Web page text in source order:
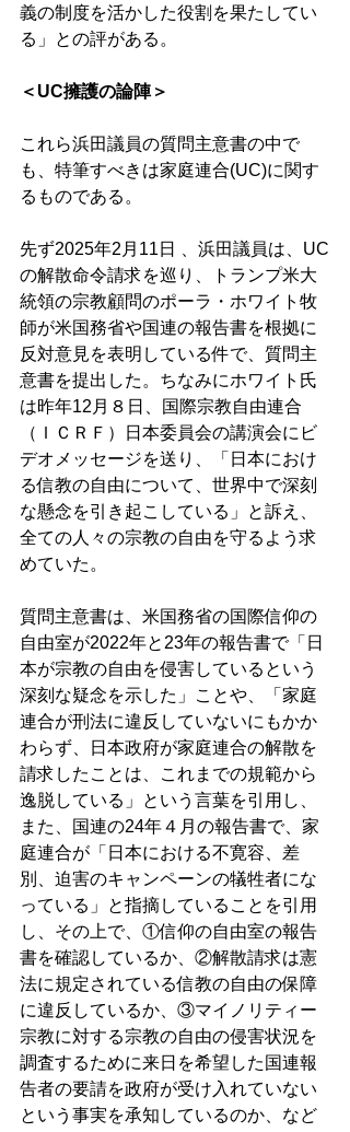
義の制度を活かした役割を果たしてい
る」との評がある。
＜UC擁護の論陣＞
これら浜田議員の質問主意書の中で
も、特筆すべきは家庭連合(UC)に関す
るものである。
先ず2025年2月11日 、浜田議員は、UC
の解散命令請求を巡り、トランプ米大
統領の宗教顧問のポーラ・ホワイト牧
師が米国務省や国連の報告書を根拠に
反対意見を表明している件で、質問主
意書を提出した。ちなみにホワイト氏
は昨年12月８日、国際宗教自由連合
（ＩＣＲＦ）日本委員会の講演会にビ
デオメッセージを送り、「日本におけ
る信教の自由について、世界中で深刻
な懸念を引き起こしている」と訴え、
全ての人々の宗教の自由を守るよう求
めていた。
質問主意書は、米国務省の国際信仰の
自由室が2022年と23年の報告書で「日
本が宗教の自由を侵害しているという
深刻な疑念を示した」ことや、「家庭
連合が刑法に違反していないにもかか
わらず、日本政府が家庭連合の解散を
請求したことは、これまでの規範から
逸脱している」という言葉を引用し、
また、国連の24年４月の報告書で、家
庭連合が「日本における不寛容、差
別、迫害のキャンペーンの犠牲者にな
っている」と指摘していることを引用
し、その上で、①信仰の自由室の報告
書を確認しているか、②解散請求は憲
法に規定されている信教の自由の保障
に違反しているか、③マイノリティー
宗教に対する宗教の自由の侵害状況を
調査するために来日を希望した国連報
告者の要請を政府が受け入れていない
という事実を承知しているのか、など